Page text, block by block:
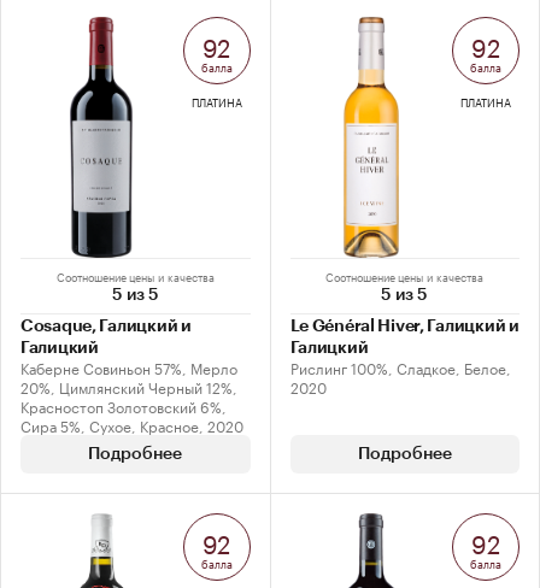
Соотношение цены и качества
5 из 5
Cosaque, Галицкий и
Галицкий
Каберне Совиньон 57%, Мерло
20%, Цимлянский Черный 12%,
Красностоп Золотовский 6%,
Сира 5%, Сухое, Красное, 2020
Подробнее
92
балла
ПЛАТИНА
Соотношение цены и качества
5 из 5
Le Général Hiver, Галицкий и
Галицкий
Рислинг 100%, Сладкое, Белое,
2020
Подробнее
92
балла
ПЛАТИНА
92
балла
92
балла